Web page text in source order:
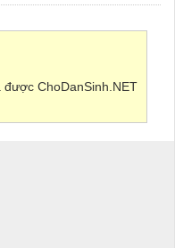
ChoDanSinh.NET